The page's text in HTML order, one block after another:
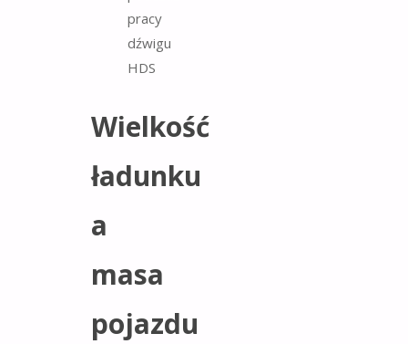
Wielkość
ładunku
a
masa
pojazdu